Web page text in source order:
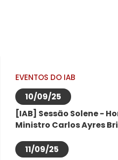
EVENTOS DO IAB
10/09/25
[IAB] Sessão Solene -
Ministro Carlos Ayres
11/09/25